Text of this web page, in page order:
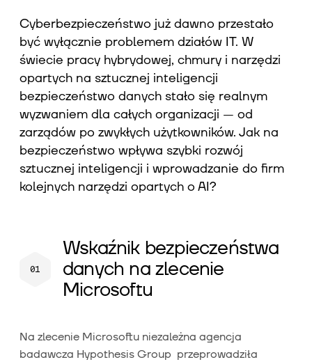
Kontakt
Cyberbezpieczeństwo już dawno przestało
być wyłącznie problemem działów IT. W
świecie pracy hybrydowej, chmury i narzędzi
opartych na sztucznej inteligencji
bezpieczeństwo danych stało się realnym
wyzwaniem dla całych organizacji — od
zarządów po zwykłych użytkowników. Jak na
bezpieczeństwo wpływa szybki rozwój
sztucznej inteligencji i wprowadzanie do firm
kolejnych narzędzi opartych o AI?
Wskaźnik bezpieczeństwa
danych na zlecenie
Microsoftu
Na zlecenie Microsoftu niezależna agencja
badawcza Hypothesis Group przeprowadziła